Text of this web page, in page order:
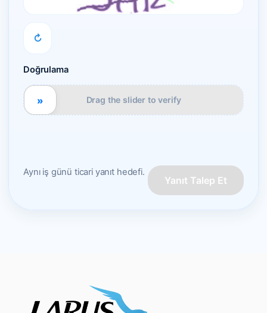
↻
Doğrulama
Drag the slider to verify
»
Aynı iş günü ticari yanıt hedefi.
Yanıt Talep Et